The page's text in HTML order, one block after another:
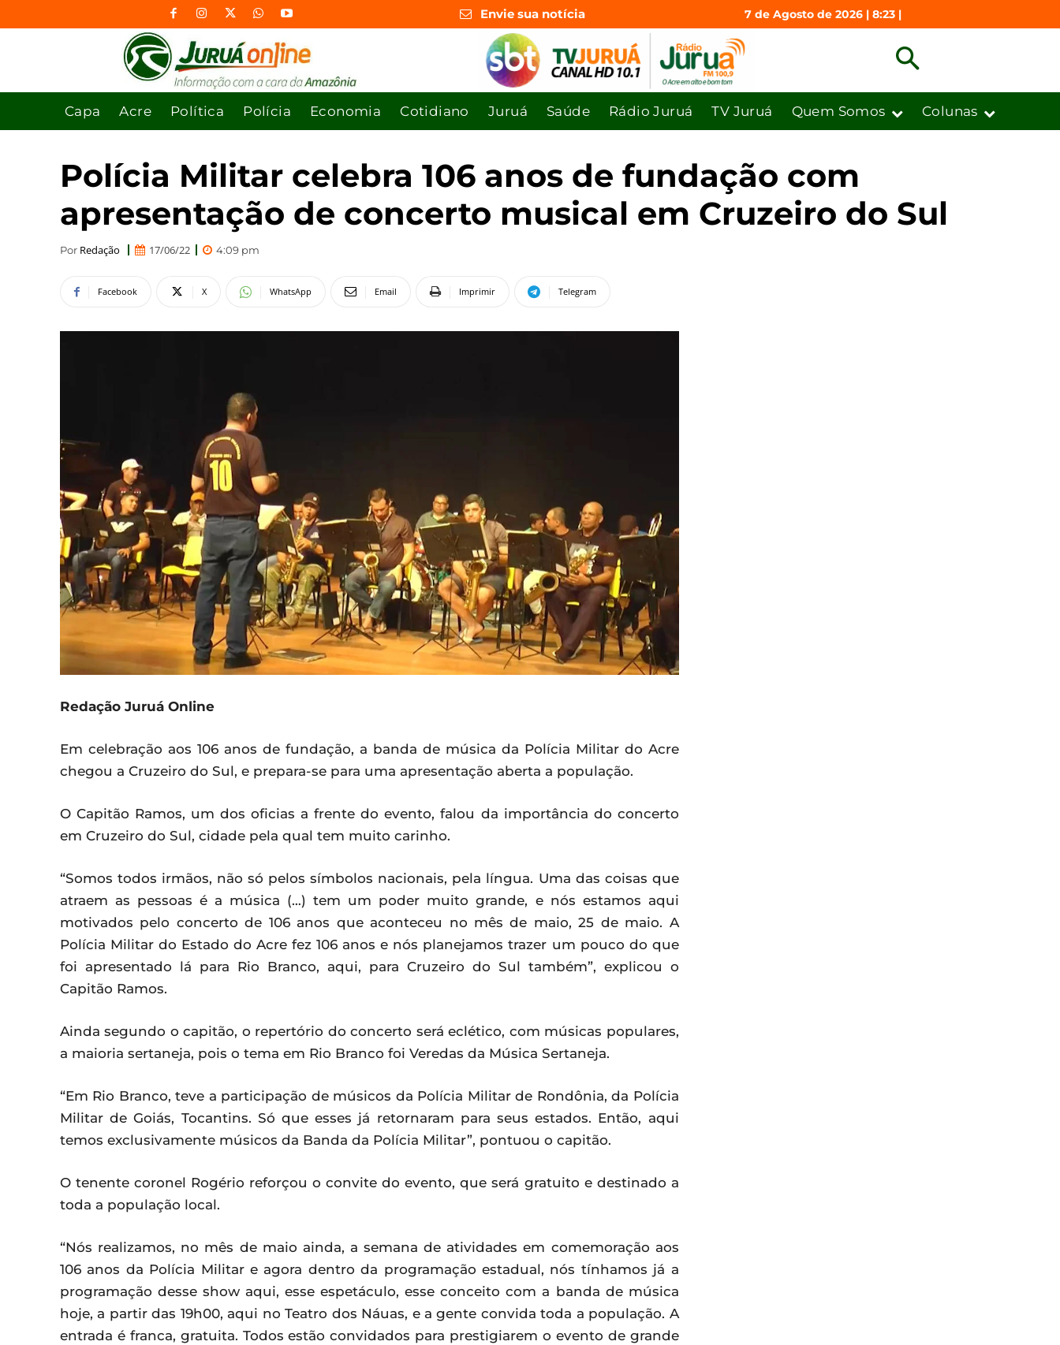
Envie sua notícia 7 de Agosto de 2026 | 8:23 |
Capa Acre Política Polícia Economia Cotidiano Juruá Saúde Rádio Juruá TV Juruá Quem Somos Colunas
Polícia Militar celebra 106 anos de fundação com
apresentação de concerto musical em Cruzeiro do Sul
Por Redação 17/06/22 4:09 pm
Facebook X WhatsApp Email Imprimir Telegram
Redação Juruá Online
Em celebração aos 106 anos de fundação, a banda de música da Polícia Militar do Acre
chegou a Cruzeiro do Sul, e prepara-se para uma apresentação aberta a população.
O Capitão Ramos, um dos oficias a frente do evento, falou da importância do concerto
em Cruzeiro do Sul, cidade pela qual tem muito carinho.
“Somos todos irmãos, não só pelos símbolos nacionais, pela língua. Uma das coisas que
atraem as pessoas é a música (…) tem um poder muito grande, e nós estamos aqui
motivados pelo concerto de 106 anos que aconteceu no mês de maio, 25 de maio. A
Polícia Militar do Estado do Acre fez 106 anos e nós planejamos trazer um pouco do que
foi apresentado lá para Rio Branco, aqui, para Cruzeiro do Sul também”, explicou o
Capitão Ramos.
Ainda segundo o capitão, o repertório do concerto será eclético, com músicas populares,
a maioria sertaneja, pois o tema em Rio Branco foi Veredas da Música Sertaneja.
“Em Rio Branco, teve a participação de músicos da Polícia Militar de Rondônia, da Polícia
Militar de Goiás, Tocantins. Só que esses já retornaram para seus estados. Então, aqui
temos exclusivamente músicos da Banda da Polícia Militar”, pontuou o capitão.
O tenente coronel Rogério reforçou o convite do evento, que será gratuito e destinado a
toda a população local.
“Nós realizamos, no mês de maio ainda, a semana de atividades em comemoração aos
106 anos da Polícia Militar e agora dentro da programação estadual, nós tínhamos já a
programação desse show aqui, esse espetáculo, esse conceito com a banda de música
hoje, a partir das 19h00, aqui no Teatro dos Náuas, e a gente convida toda a população. A
entrada é franca, gratuita. Todos estão convidados para prestigiarem o evento de grande